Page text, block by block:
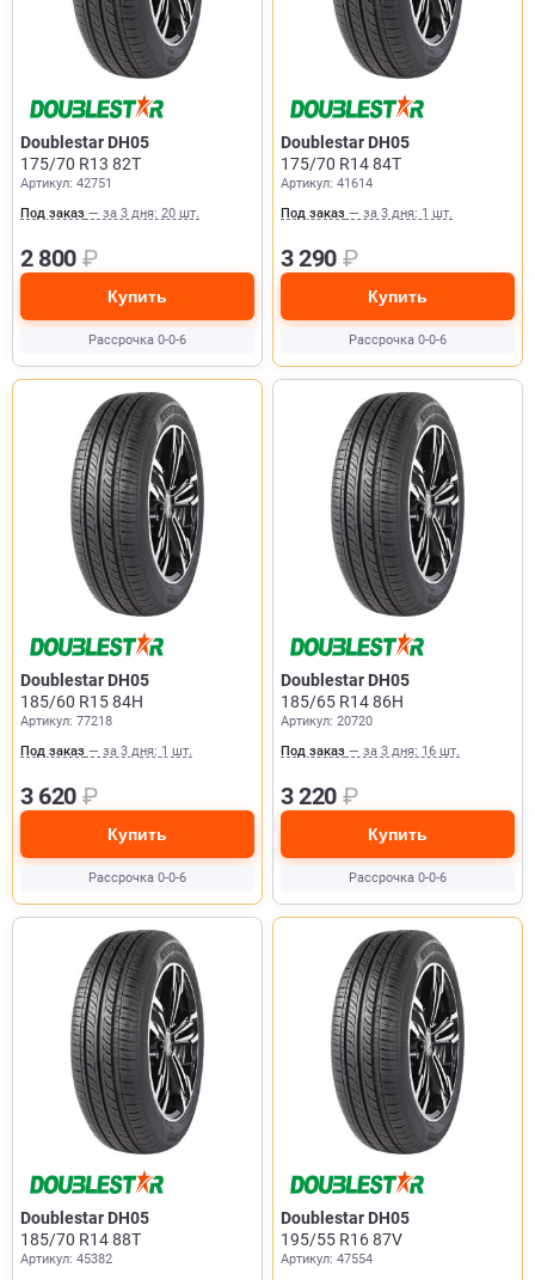
Doublestar DH05
175/70 R13 82T
Артикул: 42751
Под заказ — за 3 дня: 20 шт.
2 800 ₽
Купить
Рассрочка 0-0-6
Doublestar DH05
175/70 R14 84T
Артикул: 41614
Под заказ — за 3 дня: 1 шт.
3 290 ₽
Купить
Рассрочка 0-0-6
Doublestar DH05
185/60 R15 84H
Артикул: 77218
Под заказ — за 3 дня: 1 шт.
3 620 ₽
Купить
Рассрочка 0-0-6
Doublestar DH05
185/65 R14 86H
Артикул: 20720
Под заказ — за 3 дня: 16 шт.
3 220 ₽
Купить
Рассрочка 0-0-6
Doublestar DH05
185/70 R14 88T
Артикул: 45382
Doublestar DH05
195/55 R16 87V
Артикул: 47554